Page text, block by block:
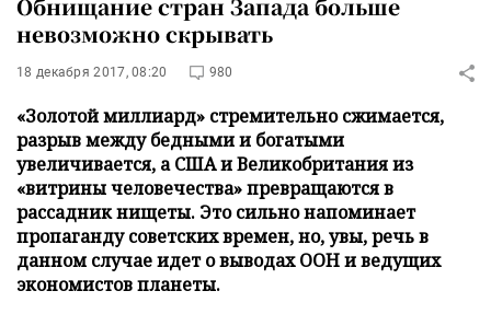
Обнищание стран Запада больше
невозможно скрывать
18 декабря 2017, 08:20 980
«Золотой миллиард» стремительно сжимается,
разрыв между бедными и богатыми
увеличивается, а США и Великобритания из
«витрины человечества» превращаются в
рассадник нищеты. Это сильно напоминает
пропаганду советских времен, но, увы, речь в
данном случае идет о выводах ООН и ведущих
экономистов планеты.